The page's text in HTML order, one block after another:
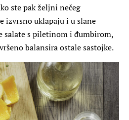
ste pak željni nečeg
izvrsno uklapaju i u slane
salate s piletinom i đumbirom,
balansira ostale sastojke.